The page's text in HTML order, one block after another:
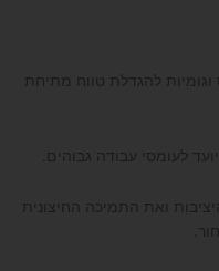
להגדלת טווח מתיחת
לעומסי עבודה גבוהים.
ואת התמיכה החיצונית